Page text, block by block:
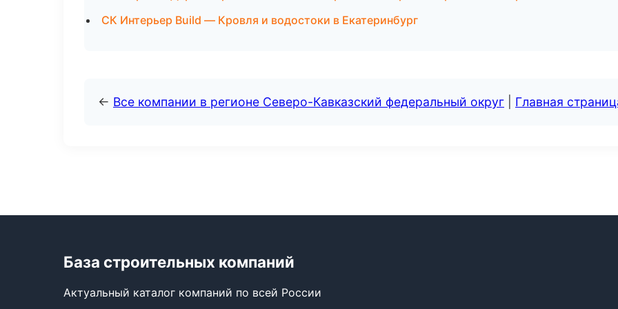
СК Интерьер Build — Кровля и водостоки в Екатеринбург
← Все компании в регионе Северо-Кавказский федеральный округ Главная
База строительных компаний
Актуальный каталог компаний по всей России